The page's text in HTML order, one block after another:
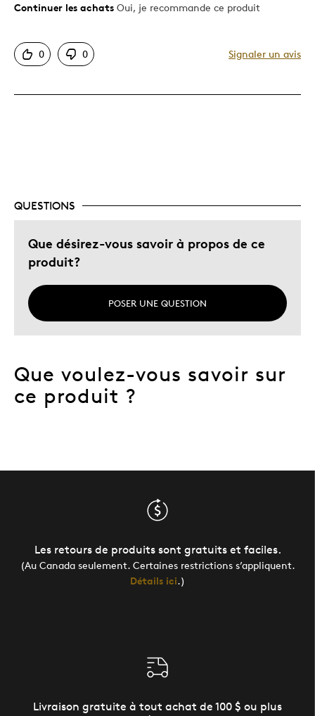
Le pour
Motif attrayant
Cadeau de Noël
Cadeau pour adulte
Cadeau pour enfant
Fans De Hockey
Occasion spéciale
Décrivez-vous
Art Et Histoire, Faible Tirage, Guidé par
Continuer les achats Oui, je recommande ce produit
0 0 Signaler un avis
QUESTIONS
Que désirez-vous savoir à propos de ce
produit?
POSER UNE QUESTION
Que voulez-vous savoir sur
ce produit ?
Les retours de produits sont gratuits et faciles.
(Au Canada seulement. Certaines restrictions s’appliquent.
Détails ici.)
Livraison gratuite à tout achat de 100 $ ou plus